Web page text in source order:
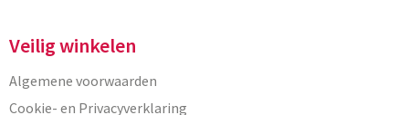
Veilig winkelen
Algemene voorwaarden
Cookie- en Privacyverklaring